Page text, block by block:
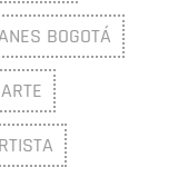
BOGOTÁ
ARTE